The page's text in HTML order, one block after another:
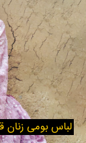
لباس بومی زنان